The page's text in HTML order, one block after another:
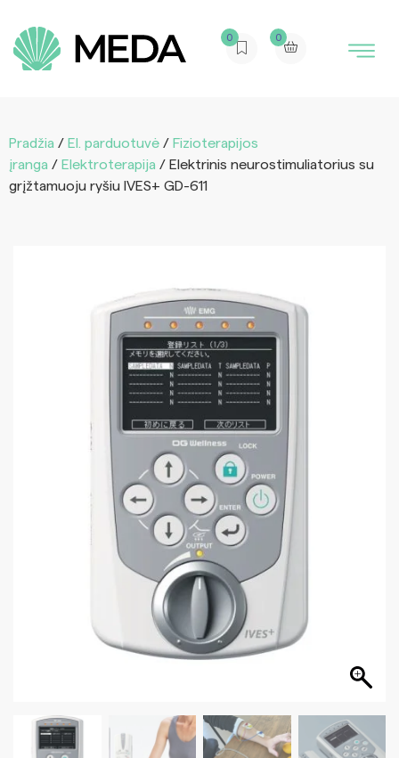
0 0
Pradžia / El. parduotuvė / Fizioterapijos
įranga / Elektroterapija / Elektrinis neurostimuliatorius su
grįžtamuoju ryšiu IVES+ GD-611